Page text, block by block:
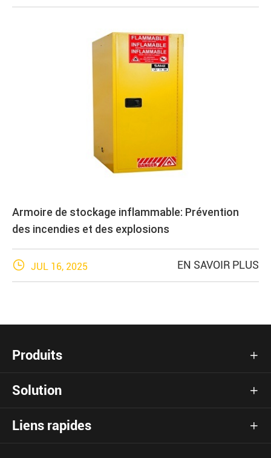
Armoire de stockage inflammable: Prévention
des incendies et des explosions
 JUL 16, 2025 EN SAVOIR PLUS
Produits 
Solution 
Liens rapides 